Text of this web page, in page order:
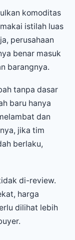
komoditas
istilah luas
perusahaan
benar masuk
barangnya.
tanpa dasar
baru hanya
dan
jika tim
berlaku,
di-review.
harga
dilihat lebih